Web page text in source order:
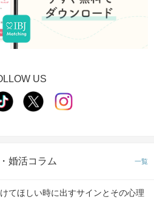
US
婚活コラム 一覧
てほしい時に出すサインとその心理